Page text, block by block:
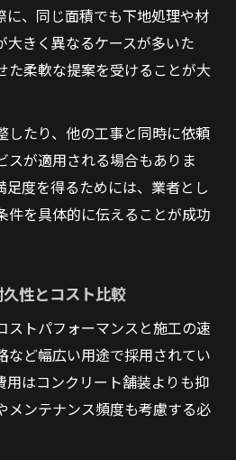
に、同じ面積でも下地処理や材
大きく異なるケースが多いた
た柔軟な提案を受けることが大
したり、他の工事と同時に依頼
スが適用される場合もありま
足度を得るためには、業者とし
件を具体的に伝えることが成功
性とコスト比較
ストパフォーマンスと施工の速
など幅広い用途で採用されてい
用はコンクリート舗装よりも抑
メンテナンス頻度も考慮する必